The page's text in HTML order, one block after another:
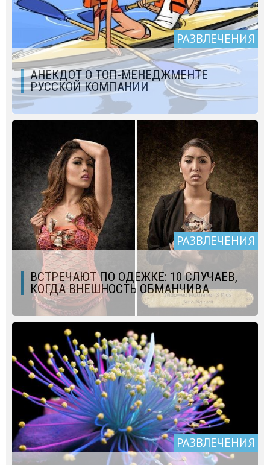
РАЗВЛЕЧЕНИЯ
АНЕКДОТ О ТОП-МЕНЕДЖМЕНТЕ
РУССКОЙ КОМПАНИИ
РАЗВЛЕЧЕНИЯ
ВСТРЕЧАЮТ ПО ОДЕЖКЕ: 10 СЛУЧАЕВ,
КОГДА ВНЕШНОСТЬ ОБМАНЧИВА
РАЗВЛЕЧЕНИЯ